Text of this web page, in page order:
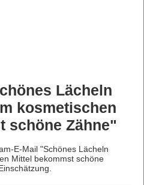
Lächeln
kosmetischen
schöne Zähne"
E-Mail "Schönes Lächeln
Mittel bekommst schöne